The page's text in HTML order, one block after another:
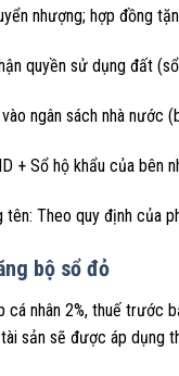
nhượng; hợp đồng
quyền sử dụng đất
ngân sách nhà nước
+ Sổ hộ khẩu của bên
tên: Theo quy định của
bộ sổ đỏ
cá nhân 2%, thuế trước
sản sẽ được áp dụng